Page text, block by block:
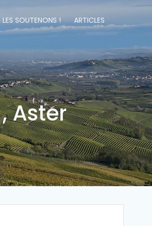
SOUTENONS ! ARTICLES
Aster